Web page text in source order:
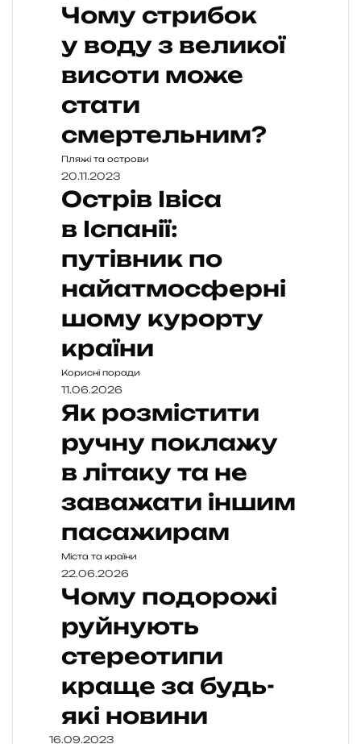
Чому стрибок
у воду з великої
висоти може
стати
смертельним?
Пляжі та острови
20.11.2023
Острів Івіса
в Іспанії:
путівник по
найатмосферні
шому курорту
країни
Корисні поради
11.06.2026
Як розмістити
ручну поклажу
в літаку та не
заважати іншим
пасажирам
Міста та країни
22.06.2026
Чому подорожі
руйнують
стереотипи
краще за будь-
які новини
16.09.2023